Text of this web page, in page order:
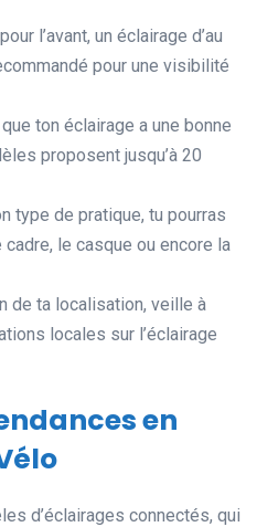
l’avant, un éclairage d’au
pour une visibilité
ton éclairage a une bonne
proposent jusqu’à 20
type de pratique, tu pourras
le casque ou encore la
de ta localisation, veille à
locales sur l’éclairage
en
d’éclairages connectés, qui